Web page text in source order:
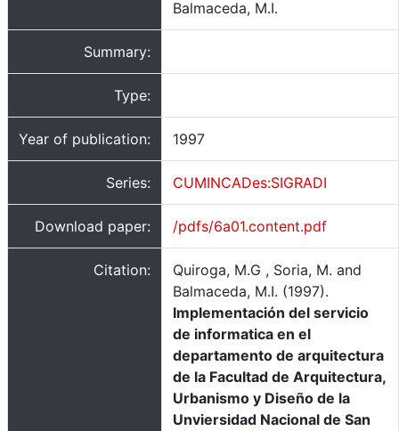
Balmaceda, M.I.
Summary:
Type:
Year of publication: 1997
Series: CUMINCADes:SIGRADI
Download paper: /pdfs/6a01.content.pdf
Citation:
Quiroga, M.G , Soria, M. and
Balmaceda, M.I. (1997).
Implementación del servicio
de informatica en el
departamento de arquitectura
de la Facultad de Arquitectura,
Urbanismo y Diseño de la
Unviersidad Nacional de San